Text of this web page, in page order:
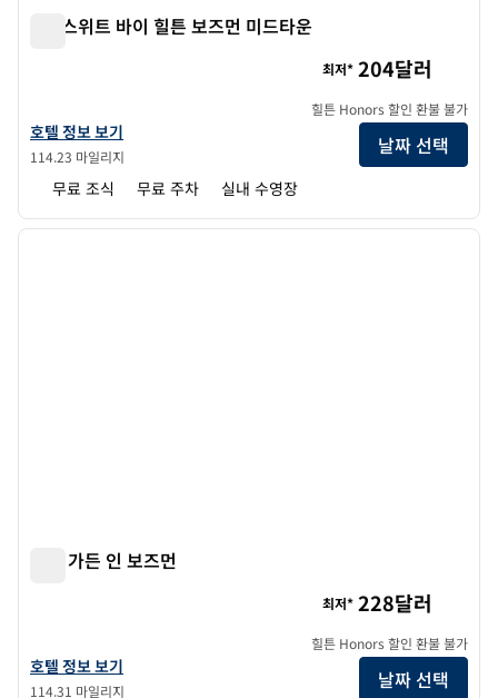
홈2 스위트 바이 힐튼 보즈먼 미드타운
홈2 스위트 바이 힐튼 보즈먼 미드타운의 호텔 정보 보기
호텔 정보 보기
114.23 마일리지
최저* 204달러
힐튼 Honors 할인 환불 불가
날짜 선택
무료 조식 무료 주차 실내 수영장
1/12
1/12
이전 이미지 다음
힐튼 가든 인 보즈먼
힐튼 가든 인 보즈먼의 호텔 정보 보기
호텔 정보 보기
114.31 마일리지
최저* 228달러
힐튼 Honors 할인 환불 불가
날짜 선택